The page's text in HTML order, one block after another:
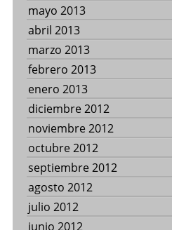
mayo 2013
abril 2013
marzo 2013
febrero 2013
enero 2013
diciembre 2012
noviembre 2012
octubre 2012
septiembre 2012
agosto 2012
julio 2012
junio 2012